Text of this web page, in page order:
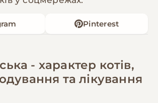
Pinterest
- характер котів,
та лікування